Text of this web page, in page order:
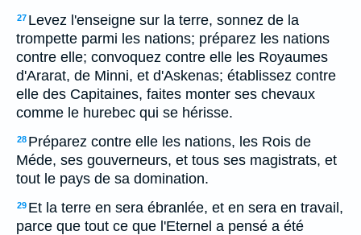
27 Levez l'enseigne sur la terre, sonnez de la
trompette parmi les nations; préparez les nations
contre elle; convoquez contre elle les Royaumes
d'Ararat, de Minni, et d'Askenas; établissez contre
elle des Capitaines, faites monter ses chevaux
comme le hurebec qui se hérisse.
28 Préparez contre elle les nations, les Rois de
Méde, ses gouverneurs, et tous ses magistrats, et
tout le pays de sa domination.
29 Et la terre en sera ébranlée, et en sera en travail,
parce que tout ce que l'Eternel a pensé a été